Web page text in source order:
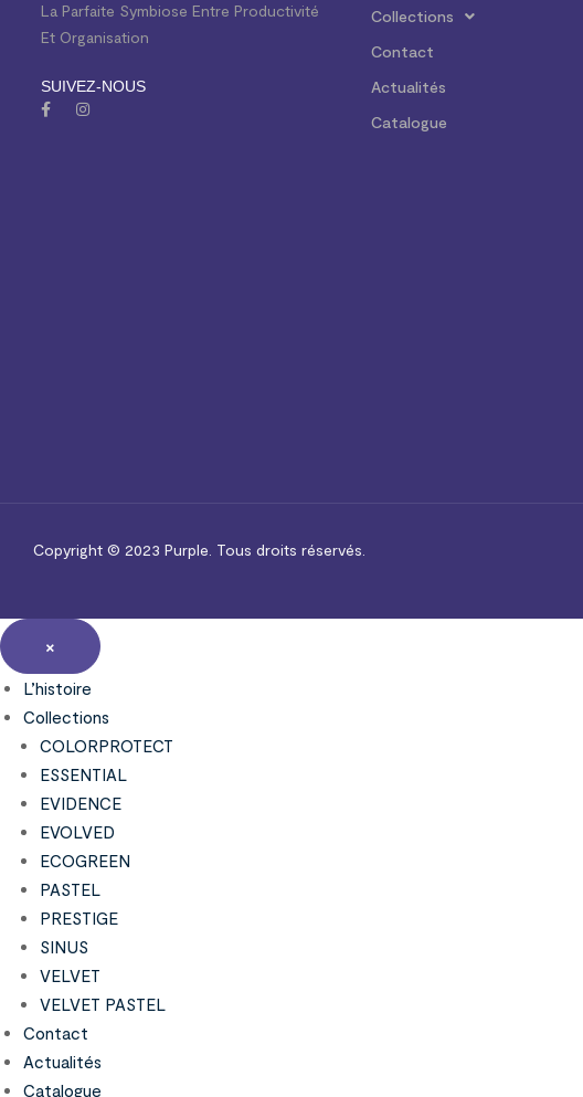
La Parfaite Symbiose Entre Productivité
Et Organisation
SUIVEZ-NOUS
Collections
Contact
Actualités
Catalogue
Copyright © 2023 Purple. Tous droits réservés.
×
L’histoire
Collections
COLORPROTECT
ESSENTIAL
EVIDENCE
EVOLVED
ECOGREEN
PASTEL
PRESTIGE
SINUS
VELVET
VELVET PASTEL
Contact
Actualités
Catalogue